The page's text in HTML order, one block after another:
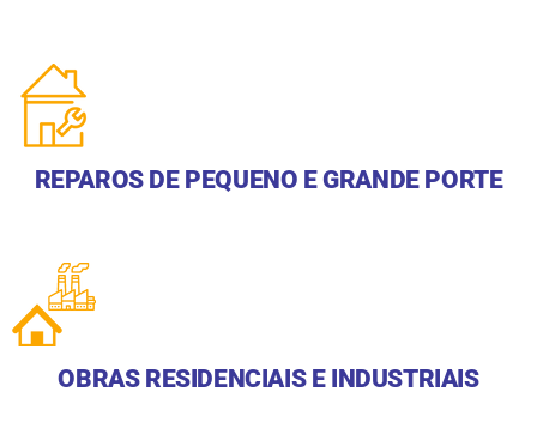
REPAROS DE PEQUENO E GRANDE PORTE
OBRAS RESIDENCIAIS E INDUSTRIAIS